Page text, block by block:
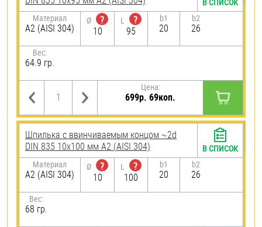
Материал
А2 (AISI 304)
Ø
?
10
L
?
95
b1
20
b2
26
Вес:
64.9 гр.
Цена:
699р. 69коп.
Шпилька c ввинчиваемым концом ~2d
DIN 835 10х100 мм А2 (AISI 304)
Материал
А2 (AISI 304)
Ø
?
10
L
?
100
b1
20
b2
26
Вес:
68 гр.
В СПИСОК